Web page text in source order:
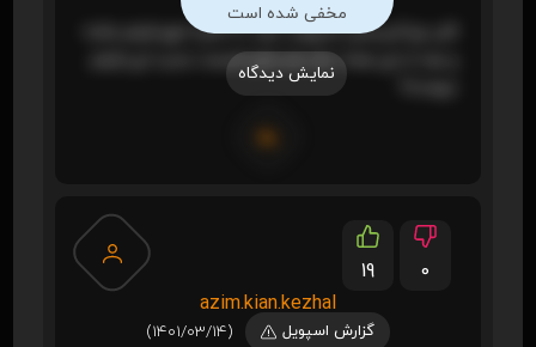
مخفی شده است
نمایش دیدگاه
الان چرا کریستن استوارت باید ۲۰ ثانیه توی فیلم باشه
و بعد از این همه سال هم هنوز قسمت جدید این فیلم
19
0
azim.kian.kezhal
گزارش اسپویل (1401/03/14)